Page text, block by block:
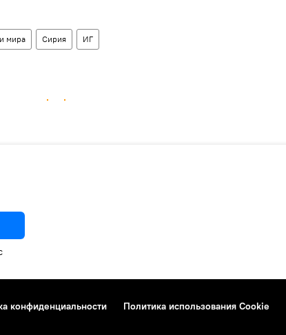
мира Сирия ИГ
конфиденциальности Политика использования Cookie